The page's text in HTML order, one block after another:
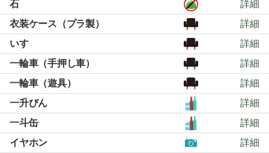
石
詳細
衣装ケース（プラ製）
詳細
いす
詳細
一輪車（手押し車）
詳細
一輪車（遊具）
詳細
一升びん
詳細
一斗缶
詳細
イヤホン
詳細